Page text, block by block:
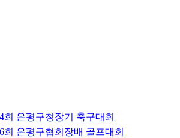
회 은평구청장기 축구대회
회 은평구협회장배 골프대회